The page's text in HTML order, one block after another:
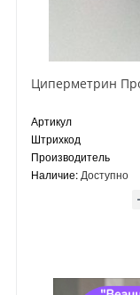
Артикул
Штрихкод
Производитель
Наличие: Доступно